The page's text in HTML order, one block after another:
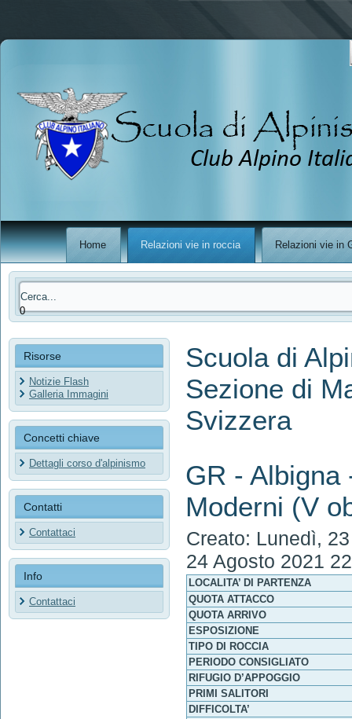
Club
Home Relazioni vie in roccia Relazioni vie in
0
Risorse
Notizie Flash
Galleria Immagini
Concetti chiave
Dettagli corso d'alpinismo
Contatti
Contattaci
Info
Contattaci
Scuola di
Sezione di
Svizzera
GR - Albigna
Moderni (V
Creato: Lunedì,
24 Agosto 2021
LOCALITA’ DI PARTENZA
QUOTA ATTACCO
QUOTA ARRIVO
ESPOSIZIONE
TIPO DI ROCCIA
PERIODO CONSIGLIATO
RIFUGIO D’APPOGGIO
PRIMI SALITORI
DIFFICOLTA’